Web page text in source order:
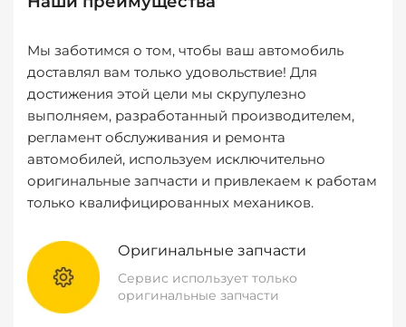
Мы заботимся о том, чтобы ваш автомобиль
доставлял вам только удовольствие! Для
достижения этой цели мы скрупулезно
выполняем, разработанный производителем,
регламент обслуживания и ремонта
автомобилей, используем исключительно
оригинальные запчасти и привлекаем к работам
только квалифицированных механиков.
Оригинальные запчасти
Сервис использует только
оригинальные запчасти